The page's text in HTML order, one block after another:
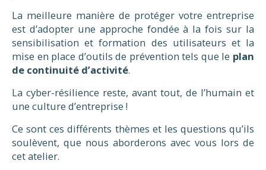
La meilleure manière de protéger votre entreprise
est d’adopter une approche fondée à la fois sur la
sensibilisation et formation des utilisateurs et la
mise en place d’outils de prévention tels que le plan
de continuité d’activité.
La cyber-résilience reste, avant tout, de l’humain et
une culture d’entreprise !
Ce sont ces différents thèmes et les questions qu’ils
soulèvent, que nous aborderons avec vous lors de
cet atelier.